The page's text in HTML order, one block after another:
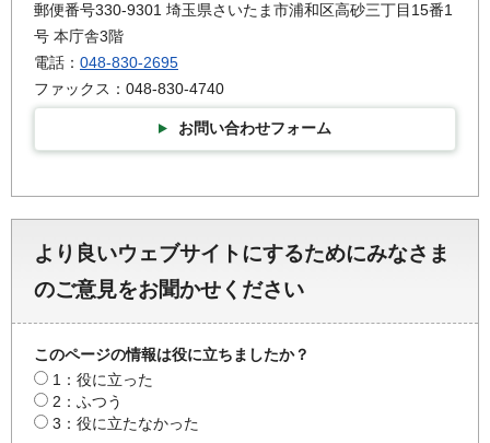
郵便番号330-9301 埼玉県さいたま市浦和区高砂三丁目15番1
号 本庁舎3階
電話： 048-830-2695
ファックス：048-830-4740
お問い合わせフォーム
より良いウェブサイトにするためにみなさま
のご意見をお聞かせください
このページの情報は役に立ちましたか？
1：役に立った
2：ふつう
3：役に立たなかった